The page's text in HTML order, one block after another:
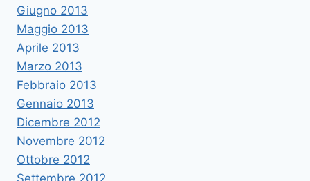
Giugno 2013
Maggio 2013
Aprile 2013
Marzo 2013
Febbraio 2013
Gennaio 2013
Dicembre 2012
Novembre 2012
Ottobre 2012